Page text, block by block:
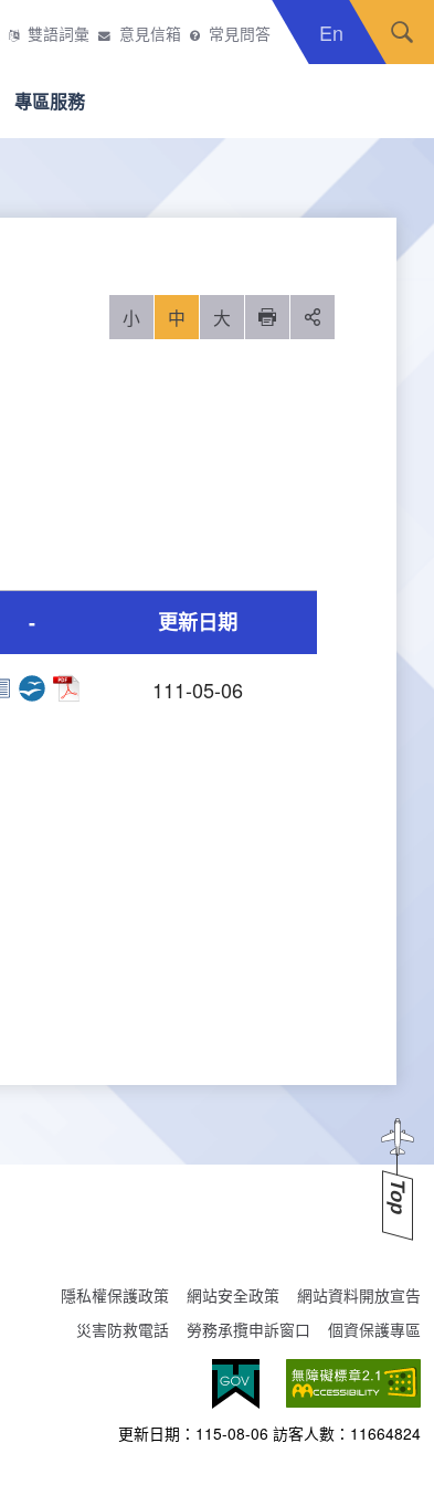
雙語詞彙 意見信箱 常見問答 En
專區服務
小 中 大 列印
- 更新日期
111-05-06
隱私權保護政策 網站安全政策
網站資料開放宣告
災害防救電話
勞務承攬申訴窗口 個資保護專區
更新日期： 115-08-06 訪客人數： 11664824
Top